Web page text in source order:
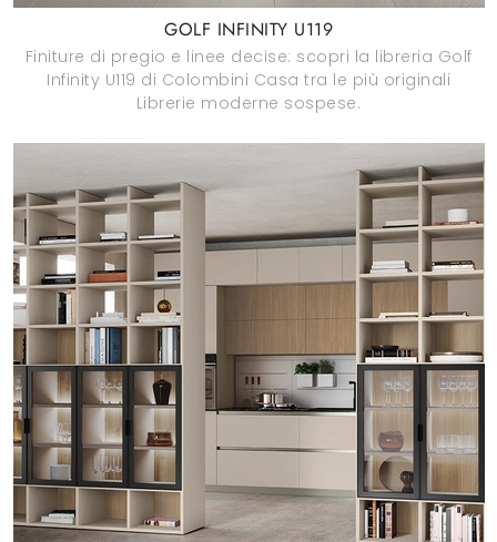
GOLF INFINITY U119
Finiture di pregio e linee decise: scopri la libreria Golf
Infinity U119 di Colombini Casa tra le più originali
Librerie moderne sospese.